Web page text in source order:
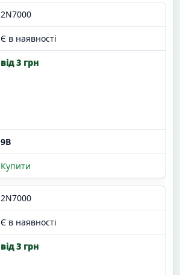
2N7000
Є в наявності
від 3 грн
9В
Купити
2N7000
Є в наявності
від 3 грн